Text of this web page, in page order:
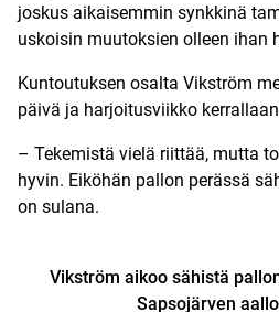
joskus aikaisemmin synkkinä
uskoisin muutoksien olleen ihan
Kuntoutuksen osalta Vikström
päivä ja harjoitusviikko
– Tekemistä vielä riittää, mutta
hyvin. Eiköhän pallon perässä
on sulana.
Vikström aikoo sähistä
Sapsojärven